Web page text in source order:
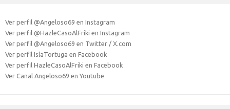
Ver perfil @Angeloso69 en Instagram
Ver perfil @HazleCasoAlFriki en Instagram
Ver perfil @Angeloso69 en Twitter / X.com
Ver perfil IslaTortuga en Facebook
Ver perfil HazleCasoAlFriki en Facebook
Ver Canal Angeloso69 en Youtube